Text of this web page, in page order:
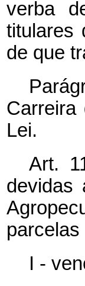
verba
titulares
de que
Lei.
Art.
devidas
I -